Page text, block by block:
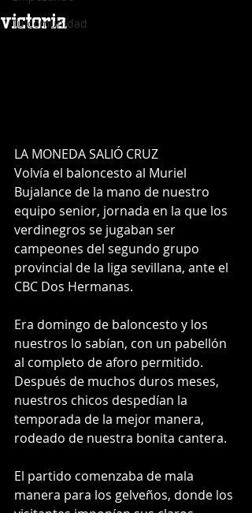
Tu comunidad
victoria
LA MONEDA SALIÓ CRUZ
Volvía el baloncesto al Muriel
Bujalance de la mano de nuestro
equipo senior, jornada en la que los
verdinegros se jugaban ser
campeones del segundo grupo
provincial de la liga sevillana, ante el
CBC Dos Hermanas.
Era domingo de baloncesto y los
nuestros lo sabían, con un pabellón
al completo de aforo permitido.
Después de muchos duros meses,
nuestros chicos despedían la
temporada de la mejor manera,
rodeado de nuestra bonita cantera.
El partido comenzaba de mala
manera para los gelveños, donde los